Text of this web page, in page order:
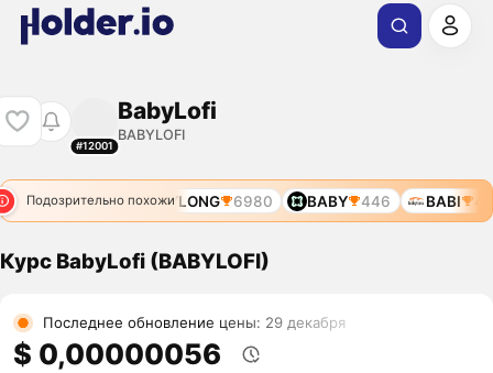
#12001
BabyLofi
BABYLOFI
Подозрительно похожи
5268 $BABYLONG 6980 BABY 446 BABI
Курс BabyLofi (BABYLOFI)
Последнее обновление цены: 29 декабря
$ 0,00000056